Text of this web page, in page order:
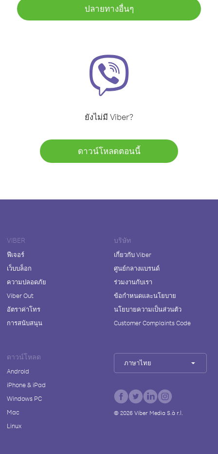
ปลายทางอื่นๆ
ยังไม่มี Viber?
ดาวน์โหลดตอนนี้
VIBER
ฟีเจอร์
เว็บบล็อก
ความปลอดภัย
Viber Out
อัตราค่าโทร
การสนับสนุน
บริษัท
เกี่ยวกับ Viber
ศูนย์กลางแบรนด์
ร่วมงานกับเรา
ข้อกำหนดและนโยบาย
นโยบายความเป็นส่วนตัว
Customer Complaints Code
ดาวน์โหลด
Android
iPhone & iPad
Windows PC
Mac
Linux
ภาษาไทย
© 2026Viber Media S.à r.l.